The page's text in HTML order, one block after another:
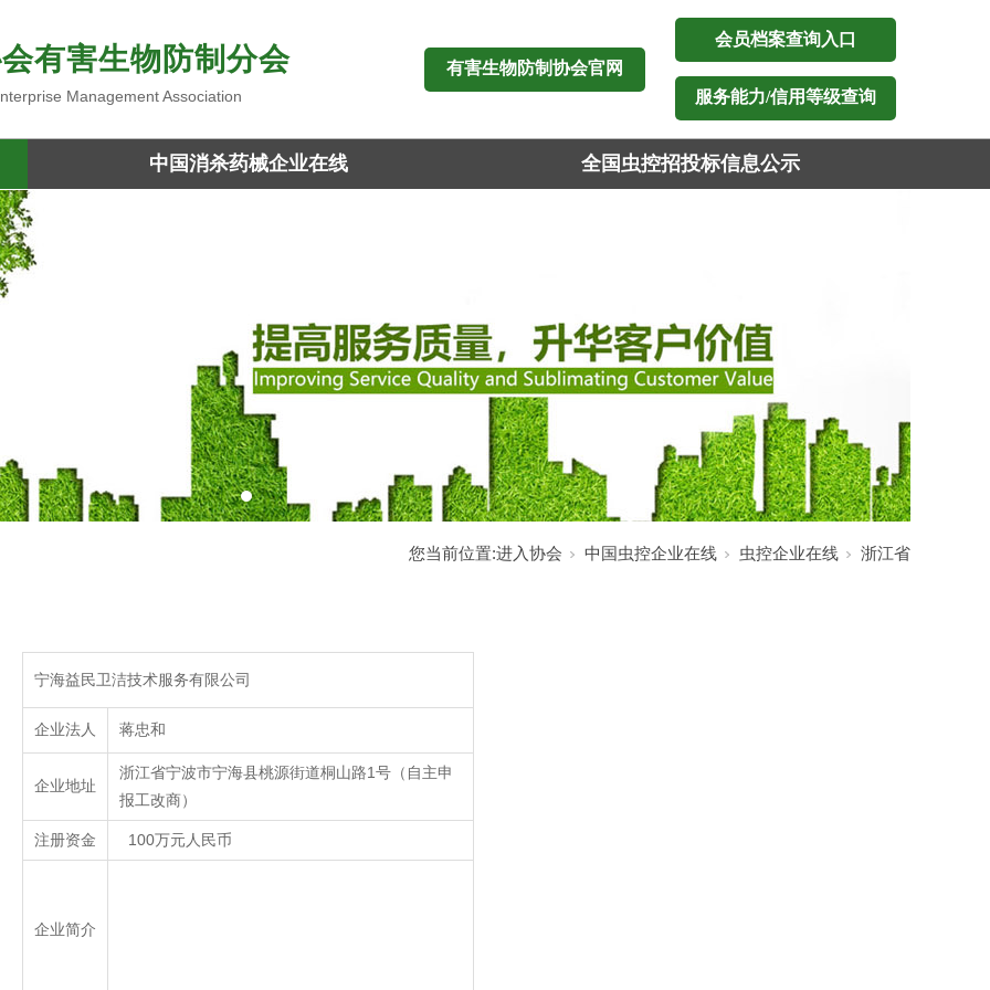
有害生物防制分会 有害生物防制协会官网
Management Association 服务能力/信用等级查询
会员档案查询入口
中国消杀药械企业在线 全国虫控招投标信息公示
您当前位置:进入协会 中国虫控企业在线 虫控企业在线 浙江省
宁海益民卫洁技术服务有限公司
企业法人 蒋忠和
企业地址
浙江省宁波市宁海县桃源街道桐山路1号（自主申
报工改商）
注册资金 100万元人民币
企业简介